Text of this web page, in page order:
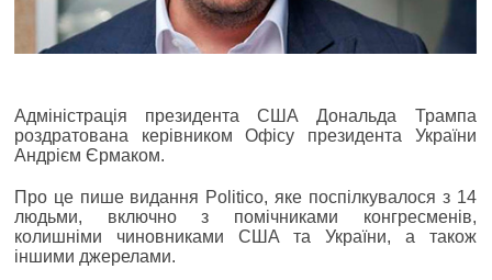
Адміністрація президента США Дональда Трампа
роздратована керівником Офісу президента України
Андрієм Єрмаком.
Про це пише видання Politico, яке поспілкувалося з 14
людьми, включно з помічниками конгресменів,
колишніми чиновниками США та України, а також
іншими джерелами.